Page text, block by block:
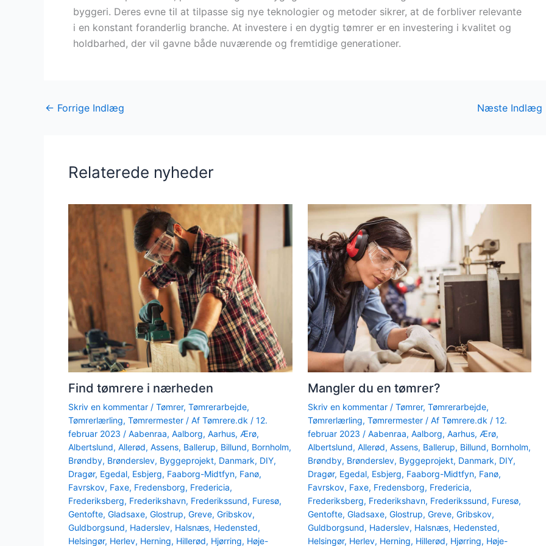
byggeri. Deres evne til at tilpasse sig nye teknologier og metoder sikrer, at de forbliver relevante
i en konstant foranderlig branche. At investere i en dygtig tømrer er en investering i kvalitet og
holdbarhed, der vil gavne både nuværende og fremtidige generationer.
← Forrige Indlæg Næste Indlæg
Relaterede nyheder
Find tømrere i nærheden
Skriv en kommentar / Tømrer, Tømrerarbejde,
Tømrerlærling, Tømrermester / Af Tømrere.dk / 12.
februar 2023 / Aabenraa, Aalborg, Aarhus, Ærø,
Albertslund, Allerød, Assens, Ballerup, Billund, Bornholm,
Brøndby, Brønderslev, Byggeprojekt, Danmark, DIY,
Dragør, Egedal, Esbjerg, Faaborg-Midtfyn, Fanø,
Favrskov, Faxe, Fredensborg, Fredericia,
Frederiksberg, Frederikshavn, Frederikssund, Furesø,
Gentofte, Gladsaxe, Glostrup, Greve, Gribskov,
Guldborgsund, Haderslev, Halsnæs, Hedensted,
Helsingør, Herlev, Herning, Hillerød, Hjørring, Høje-
Mangler du en tømrer?
Skriv en kommentar / Tømrer, Tømrerarbejde,
Tømrerlærling, Tømrermester/ Af Tømrere.dk / 12.
februar 2023 / Aabenraa, Aalborg, Aarhus, Ærø,
Albertslund, Allerød, Assens, Ballerup, Billund, Bornholm,
Brøndby, Brønderslev, Byggeprojekt, Danmark, DIY,
Dragør, Egedal, Esbjerg, Faaborg-Midtfyn, Fanø,
Favrskov, Faxe, Fredensborg, Fredericia,
Frederiksberg, Frederikshavn, Frederikssund, Furesø,
Gentofte, Gladsaxe, Glostrup, Greve, Gribskov,
Guldborgsund, Haderslev, Halsnæs, Hedensted,
Helsingør, Herlev, Herning, Hillerød, Hjørring, Høje-